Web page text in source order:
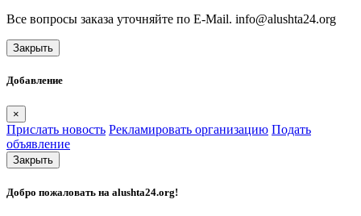
Все вопросы заказа уточняйте по E-Mail. info@alushta24.org
Закрыть
Добавление
×
Прислать новость Рекламировать организацию Подать
объявление
Закрыть
Добро пожаловать на alushta24.org!